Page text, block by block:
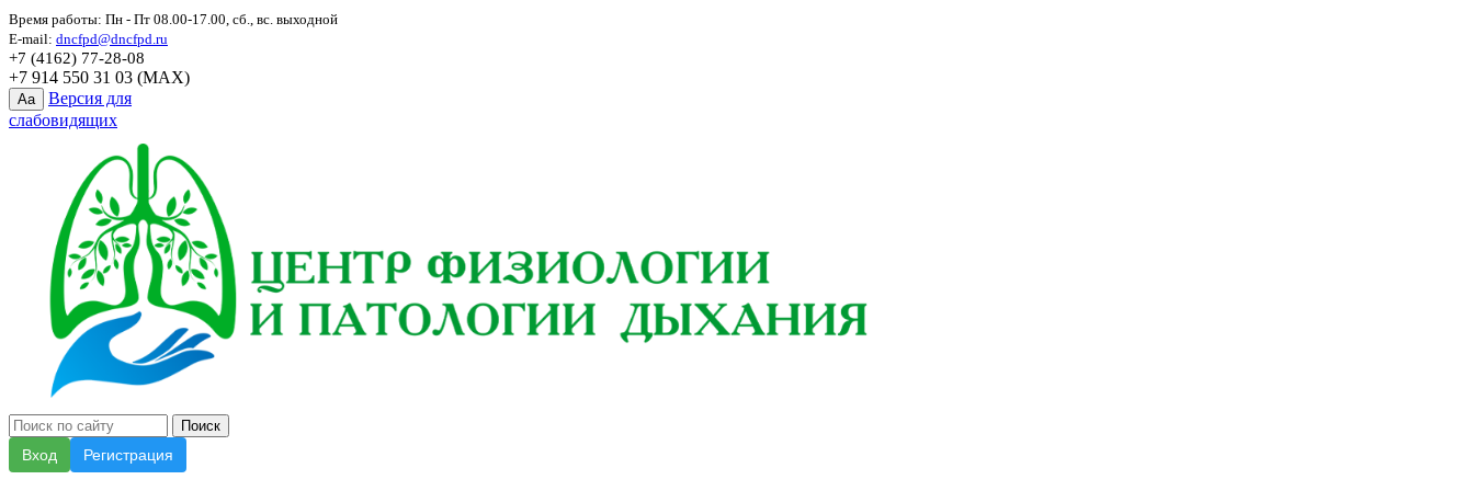
Время работы: Пн - Пт 08.00-17.00, сб., вс. выходной
E-mail: dncfpd@dncfpd.ru
+7 (4162) 77-28-08
+7 914 550 31 03 (MAX)
Aa
Версия для
слабовидящих
Вход Регистрация